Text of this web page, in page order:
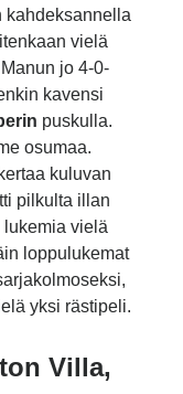
kahdeksannella
vielä
jo 4-0-
kavensi
puskulla.
osumaa.
kuluvan
pilkulta illan
vielä
loppulukemat
yksi rästipeli.
Villa,